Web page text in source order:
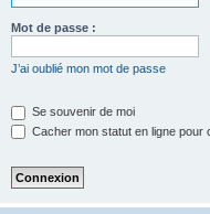
Mot de passe :
J’ai oublié mon mot de passe
Se souvenir de moi
Cacher mon statut en ligne pour